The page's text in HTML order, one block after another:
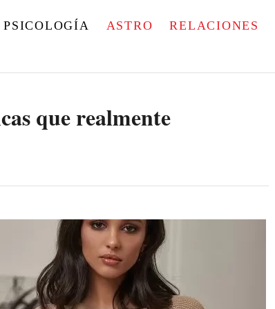
PSICOLOGÍA ASTRO RELACIONES
que realmente